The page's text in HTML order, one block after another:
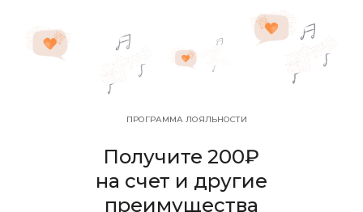
ПРОГРАММА ЛОЯЛЬНОСТИ
Получите 200₽
на счет и другие
преимущества
8 (917) 500 65 20
Ежедневно | 9:00 - 20:00